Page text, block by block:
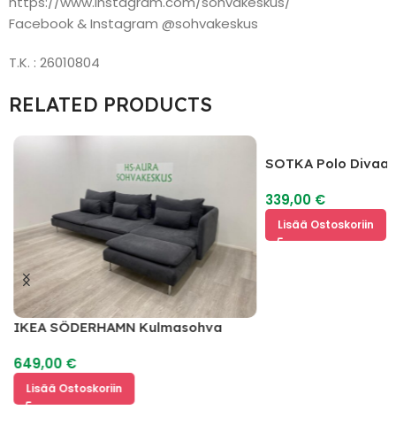
Facebook & Instagram @sohvakeskus
T.K. : 26010804
RELATED PRODUCTS
IKEA SÖDERHAMN Kulmasohva
649,00 €
Lisää Ostoskoriin
SOTKA Polo
339,00 €
Lisää Ostoskoriin